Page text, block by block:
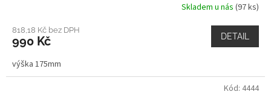
Skladem u nás (97 ks)
818,18 Kč bez DPH
990 Kč DETAIL
výška 175mm
Kód: 4444